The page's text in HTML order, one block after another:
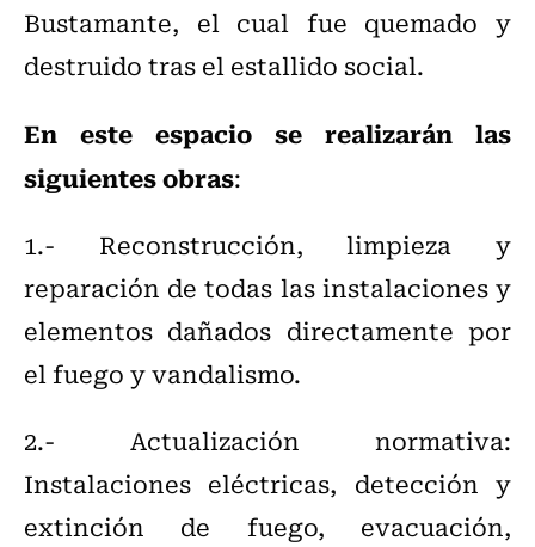
Bustamante, el cual fue quemado y
destruido tras el estallido social.
En este espacio se realizarán las
siguientes obras:
1.- Reconstrucción, limpieza y
reparación de todas las instalaciones y
elementos dañados directamente por
el fuego y vandalismo.
2.- Actualización normativa:
Instalaciones eléctricas, detección y
extinción de fuego, evacuación,